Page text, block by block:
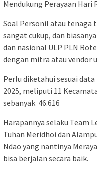
Mendukung Perayaan Hari
Soal Personil atau tenaga
sangat cukup, dan
dan nasional ULP PLN
dengan mitra atau vendor
Perlu diketahui sesuai
2025, meliputi 11
sebanyak 46.616
Harapannya selaku Team
Tuhan Meridhoi dan
Ndao yang nantinya
bisa berjalan secara baik.